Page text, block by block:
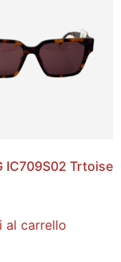
IC709S02 Trtoise
al carrello